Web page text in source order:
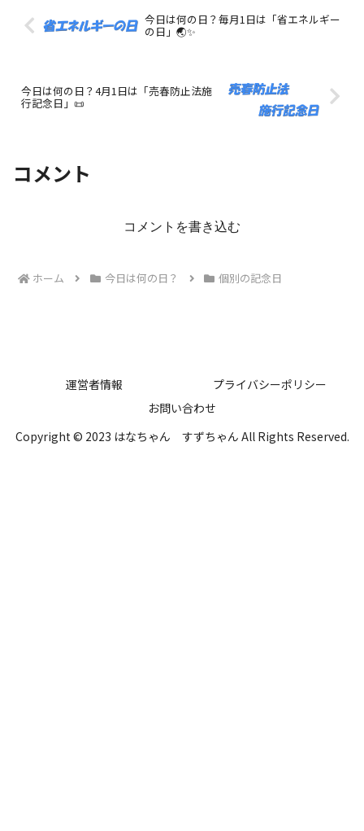
今日は何の日？毎月1日は「省エネルギー
の日」🌏✨
今日は何の日？4月1日は「売春防止法施
行記念日」📜
コメント
コメントを書き込む
ホーム 今日は何の日？ 個別の記念日
運営者情報
プライバシーポリシー
お問い合わせ
Copyright © 2023 はなちゃん すずちゃん All Rights Reserved.